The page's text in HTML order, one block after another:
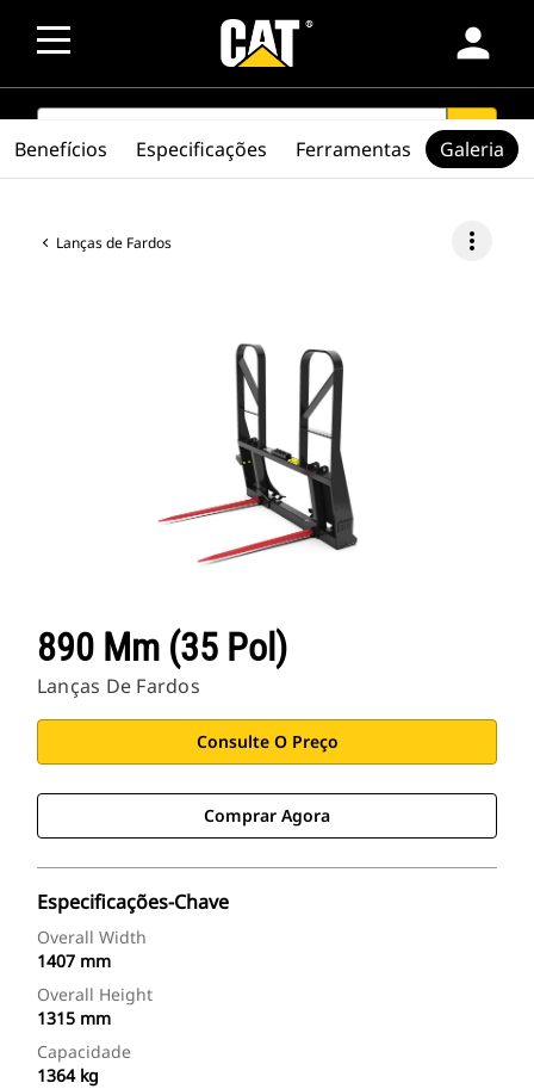
person
SEARCH search
Lanças de Fardos more_vert
890 Mm (35 Pol)
Lanças De Fardos
Consulte O Preço
Comprar Agora
Especificações-Chave
Overall Width
1407 mm
Overall Height
1315 mm
Capacidade
1364 kg
Benefícios Especificações Ferramentas Galeria